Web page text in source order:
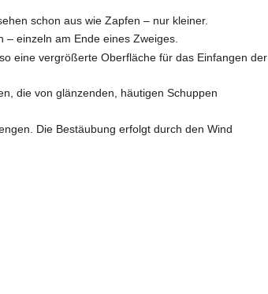
schon aus wie Zapfen – nur kleiner.
– einzeln am Ende eines Zweiges.
eine vergrößerte Oberfläche für das Einfangen der
die von glänzenden, häutigen Schuppen
Die Bestäubung erfolgt durch den Wind